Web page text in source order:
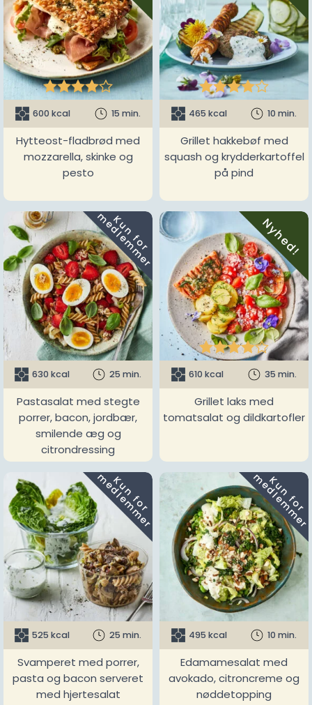

600 kcal 15 min.
Hytteost-fladbrød med
mozzarella, skinke og
pesto

465 kcal 10 min.
Grillet hakkebøf med
squash og krydderkartoffel
på pind
K
u
n
f
o
r
m
e
d
l
e
m
m
e
r
630 kcal 25 min.
Pastasalat med stegte
porrer, bacon, jordbær,
smilende æg og
citrondressing
Nyhed!

610 kcal 35 min.
Grillet laks med
tomatsalat og dildkartofler
K
u
n
f
o
r
m
e
d
l
e
m
m
e
r
525 kcal 25 min.
Svamperet med porrer,
pasta og bacon serveret
med hjertesalat
K
u
n
f
o
r
m
e
d
l
e
m
m
e
r
495 kcal 10 min.
Edamamesalat med
avokado, citroncreme og
nøddetopping